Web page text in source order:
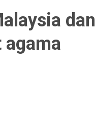
dan
agama